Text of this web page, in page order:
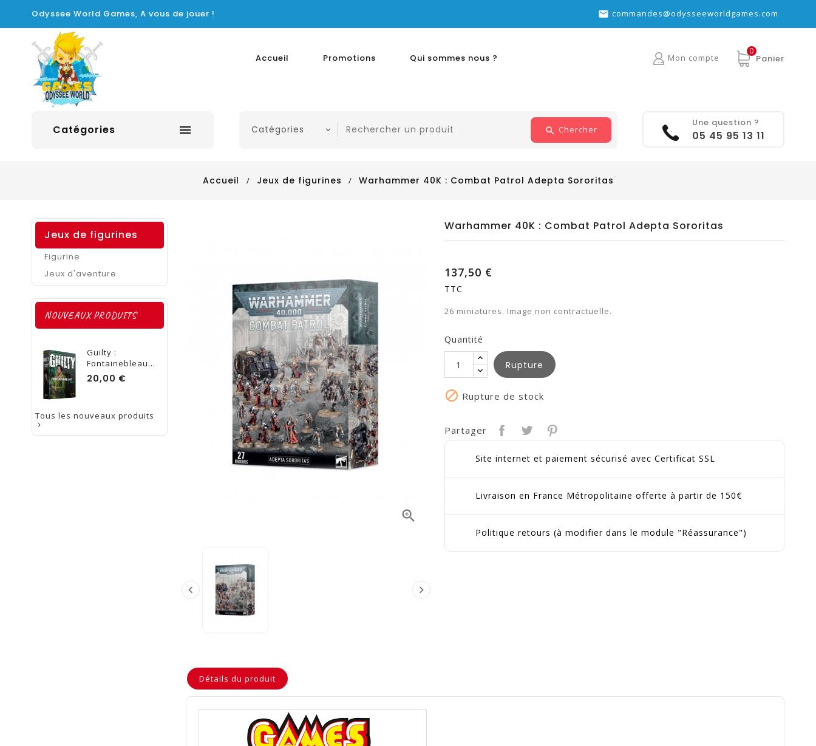
Odyssee World Games, A vous de jouer !  commandes@odysseeworldgames.com
Accueil Promotions Qui sommes nous ? Panier
0
Mon compte
Une question ?
05 45 95 13 11
Chercher
Catégories 
Accueil Jeux de figurines Warhammer 40K : Combat Patrol Adepta Sororitas
Jeux de figurines
Figurine
Jeux d'aventure
NOUVEAUX PRODUITS
Guilty :
Fontainebleau...
20,00 €
Tous les nouveaux produits


 
Warhammer 40K : Combat Patrol Adepta Sororitas
137,50 €
TTC
26 miniatures. Image non contractuelle.
Quantité
Rupture
 Rupture de stock
Partager
Site internet et paiement sécurisé avec Certificat SSL
Livraison en France Métropolitaine offerte à partir de 150€
Politique retours (à modifier dans le module "Réassurance")
Détails du produit